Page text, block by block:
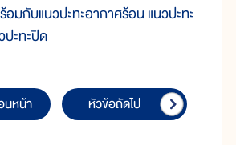
มกับแนวปะทะอากาศร้อน แนวปะทะ
ปะทะปิด
นหน้า หัวข้อถัดไป